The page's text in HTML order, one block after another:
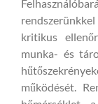
kritikus
munka- és
működését.